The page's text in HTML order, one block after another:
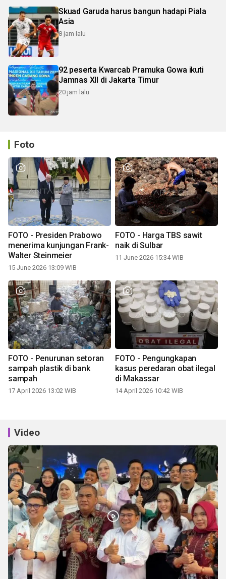
Skuad Garuda harus bangun hadapi Piala
Asia
8 jam lalu
92 peserta Kwarcab Pramuka Gowa ikuti
Jamnas XII di Jakarta Timur
20 jam lalu
Foto
FOTO - Presiden Prabowo
menerima kunjungan Frank-
Walter Steinmeier
15 June 2026 13:09 WIB
FOTO - Harga TBS sawit
naik di Sulbar
11 June 2026 15:34 WIB
FOTO - Penurunan setoran
sampah plastik di bank
sampah
17 April 2026 13:02 WIB
FOTO - Pengungkapan
kasus peredaran obat ilegal
di Makassar
14 April 2026 10:42 WIB
Video